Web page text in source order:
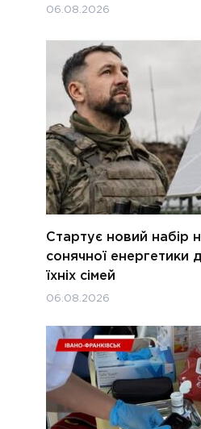
06.08.2026
Стартує новий набір
сонячної енергетики
їхніх сімей
06.08.2026